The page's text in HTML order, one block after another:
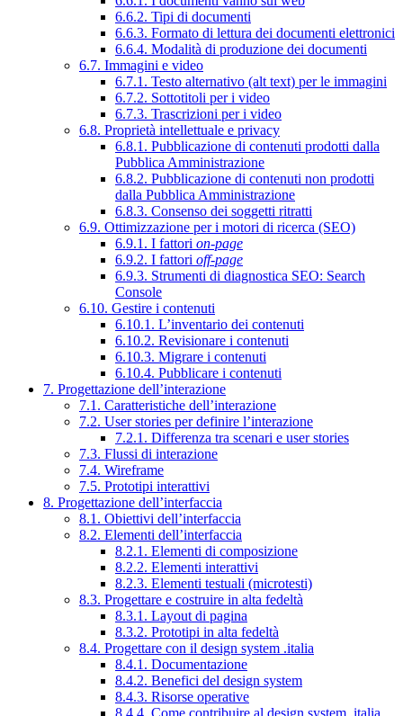
6.6.2. Tipi di documenti
6.6.3. Formato di lettura dei documenti elettronici
6.6.4. Modalità di produzione dei documenti
6.7. Immagini e video
6.7.1. Testo alternativo (alt text) per le immagini
6.7.2. Sottotitoli per i video
6.7.3. Trascrizioni per i video
6.8. Proprietà intellettuale e privacy
6.8.1. Pubblicazione di contenuti prodotti dalla
Pubblica Amministrazione
6.8.2. Pubblicazione di contenuti non prodotti
dalla Pubblica Amministrazione
6.8.3. Consenso dei soggetti ritratti
6.9. Ottimizzazione per i motori di ricerca (SEO)
6.9.1. I fattori on-page
6.9.2. I fattori off-page
6.9.3. Strumenti di diagnostica SEO: Search
Console
6.10. Gestire i contenuti
6.10.1. L’inventario dei contenuti
6.10.2. Revisionare i contenuti
6.10.3. Migrare i contenuti
6.10.4. Pubblicare i contenuti
7. Progettazione dell’interazione
7.1. Caratteristiche dell’interazione
7.2. User stories per definire l’interazione
7.2.1. Differenza tra scenari e user stories
7.3. Flussi di interazione
7.4. Wireframe
7.5. Prototipi interattivi
8. Progettazione dell’interfaccia
8.1. Obiettivi dell’interfaccia
8.2. Elementi dell’interfaccia
8.2.1. Elementi di composizione
8.2.2. Elementi interattivi
8.2.3. Elementi testuali (microtesti)
8.3. Progettare e costruire in alta fedeltà
8.3.1. Layout di pagina
8.3.2. Prototipi in alta fedeltà
8.4. Progettare con il design system .italia
8.4.1. Documentazione
8.4.2. Benefici del design system
8.4.3. Risorse operative
8.4.4. Come contribuire al design system .italia